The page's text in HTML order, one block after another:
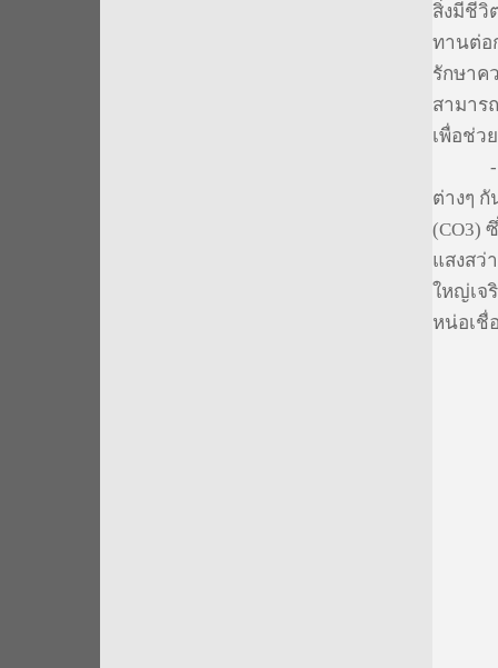
สิ่งมีชีวิ
ทานต่อ
รักษาค
สามาร
เพื่อช่ว
ต่างๆ
(CO3)
แสงสว่
ใหญ่เจ
หน่อเชื่